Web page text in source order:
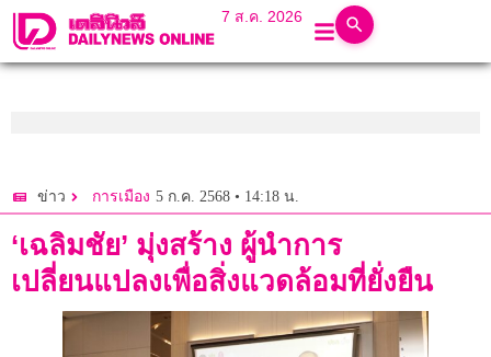
7 ส.ค. 2026
ข่าว การเมือง 5 ก.ค. 2568 • 14:18 น.
‘เฉลิมชัย’ มุ่งสร้าง ผู้นำการ
เปลี่ยนแปลงเพื่อสิ่งแวดล้อมที่ยั่งยืน